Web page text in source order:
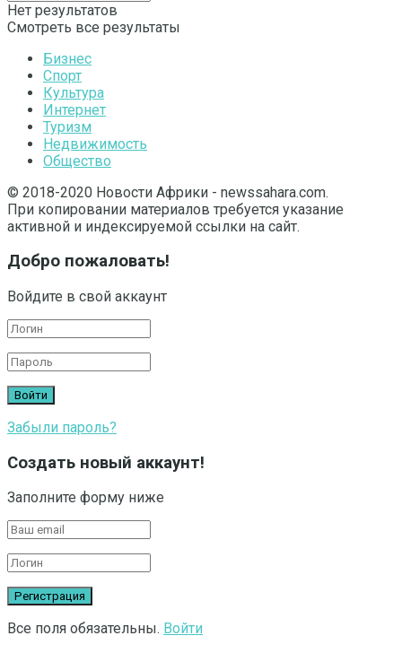
Нет результатов
Смотреть все результаты
Бизнес
Спорт
Культура
Интернет
Туризм
Недвижимость
Общество
© 2018-2020 Новости Африки - newssahara.com.
При копировании материалов требуется указание
активной и индексируемой ссылки на сайт.
Добро пожаловать!
Войдите в свой аккаунт
Забыли пароль?
Создать новый аккаунт!
Заполните форму ниже
Все поля обязательны. Войти